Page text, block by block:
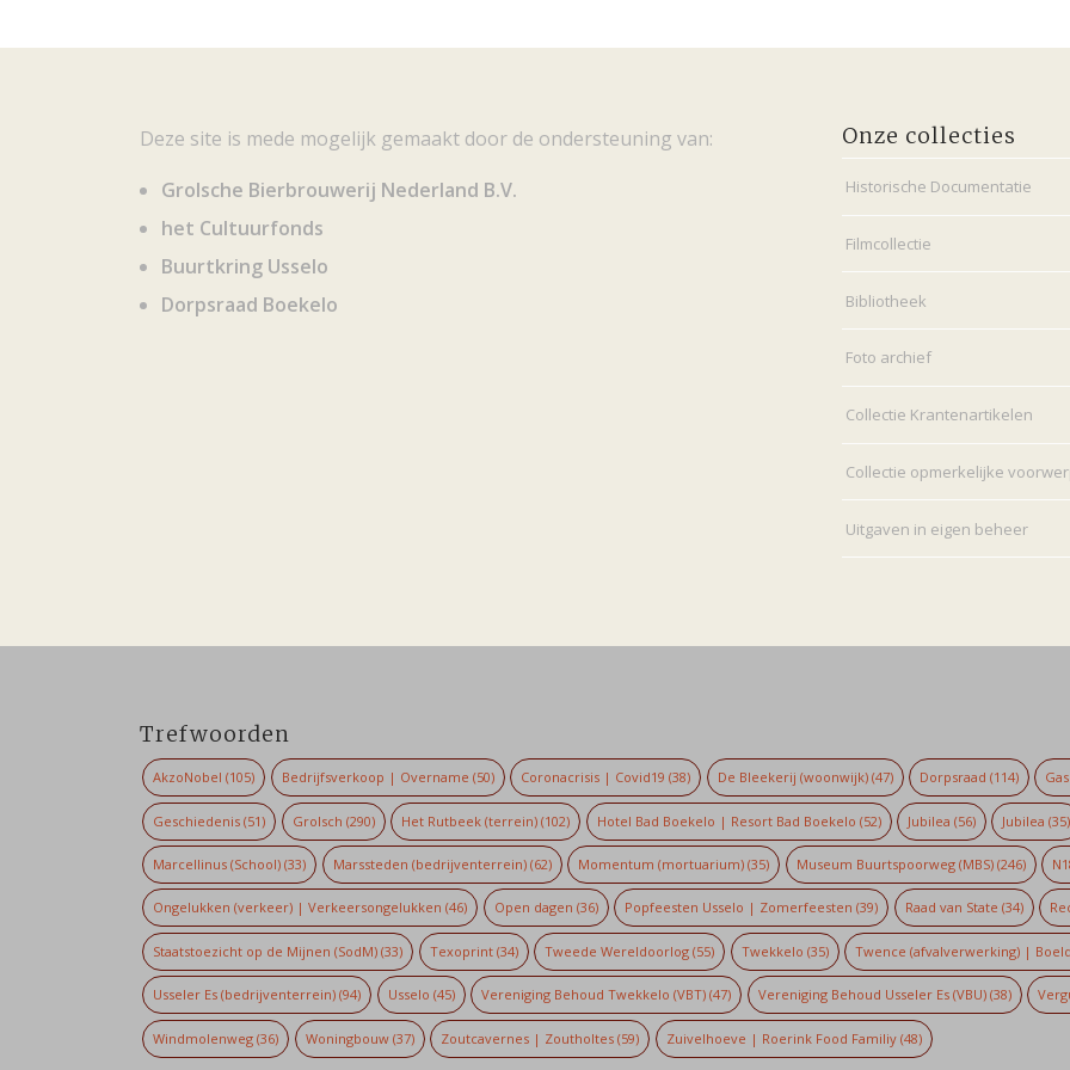
Deze site is mede mogelijk gemaakt door de ondersteuning van:
Grolsche Bierbrouwerij Nederland B.V.
het Cultuurfonds
Buurtkring Usselo
Dorpsraad Boekelo
Onze collecties
Historische Documentatie
Filmcollectie
Bibliotheek
Foto archief
Collectie Krantenartikelen
Collectie opmerkelijke
Uitgaven in eigen beheer
Trefwoorden
AkzoNobel (105) Bedrijfsverkoop | Overname (50) Coronacrisis | Covid19 (38) De Bleekerij (woonwijk)(47) Dorpsraad (114)
Geschiedenis (51) Grolsch (290) Het Rutbeek (terrein) (102) Hotel Bad Boekelo | Resort Bad Boekelo (52) Jubilea (56) Jubilea (35)
Marcellinus (School) (33) Marssteden (bedrijventerrein)(62) Momentum (mortuarium) (35) Museum Buurtspoorweg (MBS)(246)
Ongelukken (verkeer) | Verkeersongelukken (46) Open dagen (36) Popfeesten Usselo | Zomerfeesten (39) Raad van State (34)
Staatstoezicht op de Mijnen (SodM) (33) Texoprint(34) Tweede Wereldoorlog (55) Twekkelo (35) Twence (afvalverwerking) |
Usseler Es (bedrijventerrein) (94) Usselo (45) Vereniging Behoud Twekkelo (VBT) (47) Vereniging Behoud Usseler Es (VBU)(38)
Windmolenweg (36) Woningbouw(37) Zoutcavernes | Zoutholtes (59) Zuivelhoeve | Roerink Food Familiy(48)